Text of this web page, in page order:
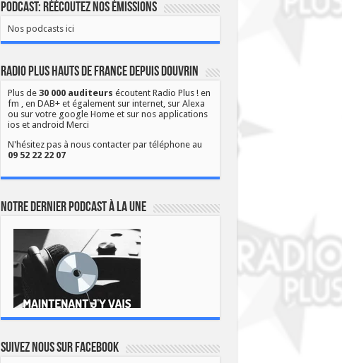
Podcast: Réécoutez nos émissions
Nos podcasts ici
Radio Plus Hauts de France depuis Douvrin
Plus de 30 000 auditeurs écoutent Radio Plus ! en
fm , en DAB+ et également sur internet, sur Alexa
ou sur votre google Home et sur nos applications
ios et android Merci
N'hésitez pas à nous contacter par téléphone au
09 52 22 22 07
Notre dernier podcast à la une
Suivez nous sur Facebook